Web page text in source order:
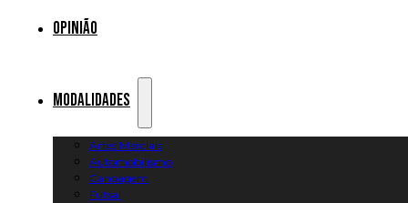
Opinião
Modalidades
Artes Marciais
Automobilismo
Canoagem
Futsal